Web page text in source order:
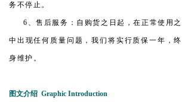
务不停止。
6、售后服务：自购货之日起，在正常使用之
中出现任何质量问题，我们将实行质保一年，终
身维护。
图文介绍 Graphic Introduction